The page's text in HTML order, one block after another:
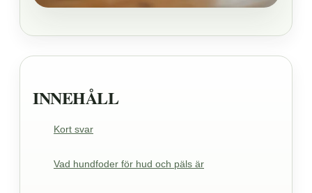
INNEHÅLL
Kort svar
Vad hundfoder för hud och päls är